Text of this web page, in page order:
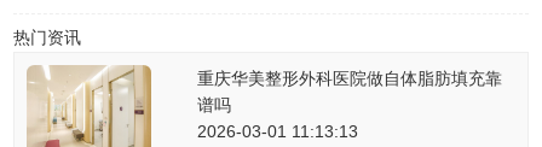
热门资讯
重庆华美整形外科医院做自体脂肪填充靠
谱吗
2026-03-01 11:13:13